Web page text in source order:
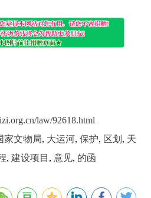
law/92618.html
家文物局, 大运河,保护, 区划 , 天
,建设项目 ,意见, 的函